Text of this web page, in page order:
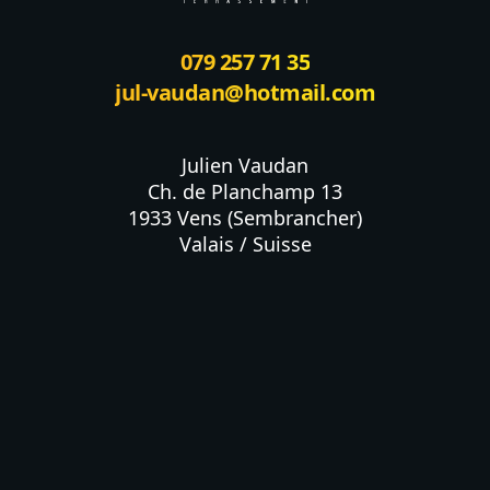
079 257 71 35
jul-vaudan@hotmail.com
Julien Vaudan
Ch. de Planchamp 13
1933 Vens (Sembrancher)
Valais / Suisse